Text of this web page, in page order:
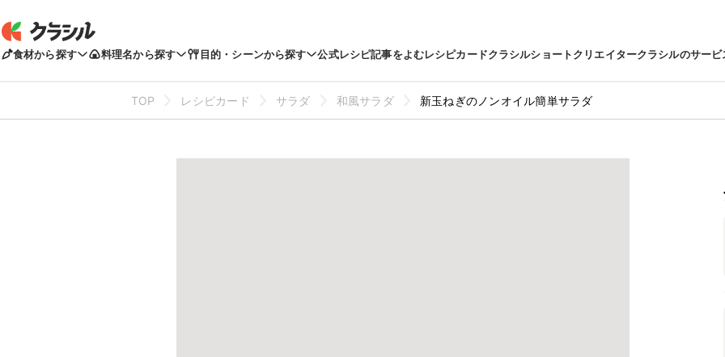
食材から探す 料理名から探す 目的・シーンから探す 公式レシピ記事をよむレシピカードクラシルショートクリエイタークラシルのサービ
TOP レシピカード サラダ 和風サラダ 新玉ねぎのノンオイル簡単サラダ